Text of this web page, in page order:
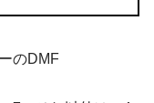
のDMF